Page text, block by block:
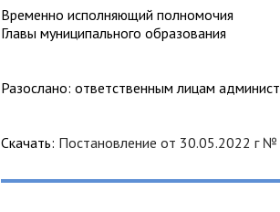
Временно исполняющий полномочия
Главы муниципального
Разослано: ответственным лицам
Скачать: Постановление от 30.05.2022 г